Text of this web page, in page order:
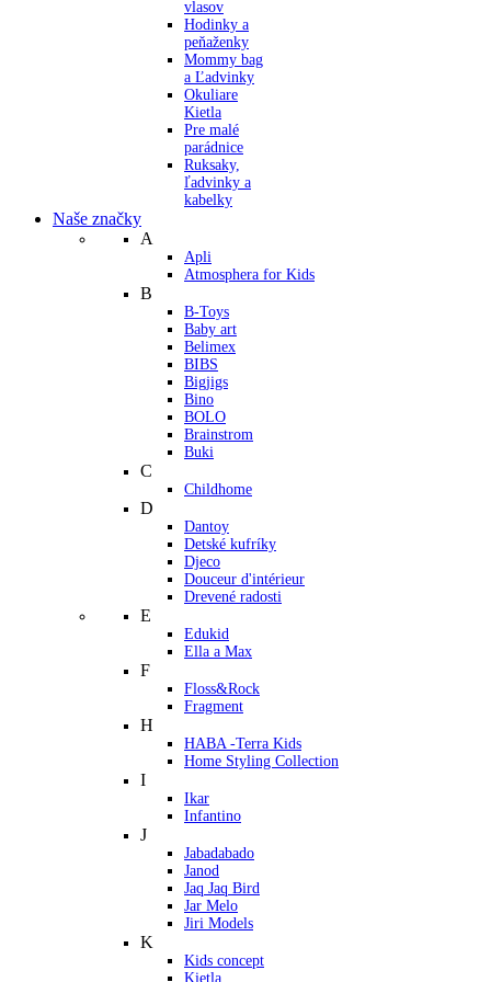
vlasov
Hodinky a
peňaženky
Mommy bag
a Ľadvinky
Okuliare
Kietla
Pre malé
parádnice
Ruksaky,
ľadvinky a
kabelky
Naše značky
A
Apli
Atmosphera for Kids
B
B-Toys
Baby art
Belimex
BIBS
Bigjigs
Bino
BOLO
Brainstrom
Buki
C
Childhome
D
Dantoy
Detské kufríky
Djeco
Douceur d'intérieur
Drevené radosti
E
Edukid
Ella a Max
F
Floss&Rock
Fragment
H
HABA -Terra Kids
Home Styling Collection
I
Ikar
Infantino
J
Jabadabado
Janod
Jaq Jaq Bird
Jar Melo
Jiri Models
K
Kids concept
Kietla